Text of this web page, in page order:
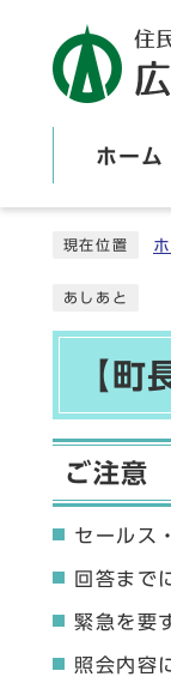
ホーム
現在位置
あしあと
【
ご注意
セールス
回答まで
緊急を要
照会内容